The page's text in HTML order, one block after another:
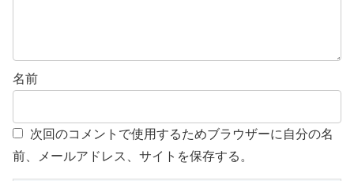
名前
次回のコメントで使用するためブラウザーに自分の名
前、メールアドレス、サイトを保存する。